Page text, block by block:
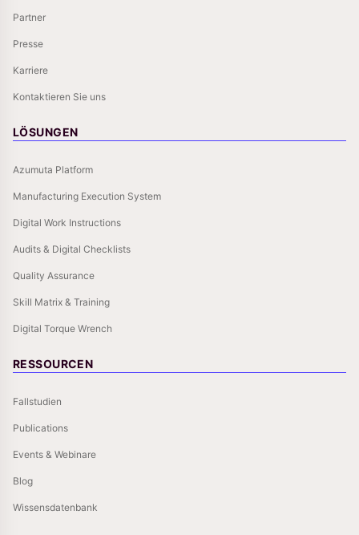
Partner
Presse
Karriere
Kontaktieren Sie uns
LÖSUNGEN
Azumuta Platform
Manufacturing Execution System
Digital Work Instructions
Audits & Digital Checklists
Quality Assurance
Skill Matrix & Training
Digital Torque Wrench
RESSOURCEN
Fallstudien
Publications
Events & Webinare
Blog
Wissensdatenbank